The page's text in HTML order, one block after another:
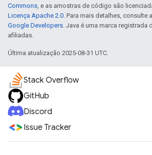
Commons, e as amostras de código são
Licença Apache 2.0. Para mais detalhes, consulte
Google Developers. Java é uma marca registrada
afiliadas.
Última atualização 2025-08-31 UTC.
Stack Overflow
GitHub
Discord
Issue Tracker